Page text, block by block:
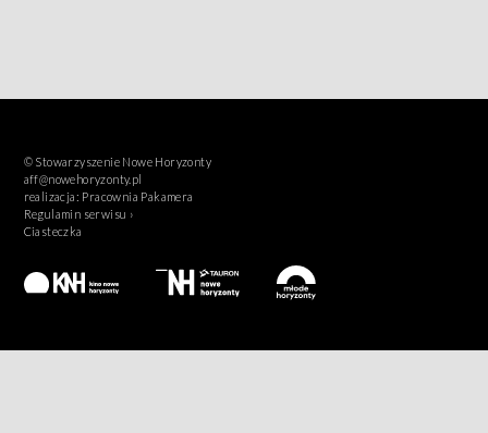
© Stowarzyszenie Nowe Horyzonty
aff@nowehoryzonty.pl
realizacja: Pracownia Pakamera
Regulamin serwisu ›
Ciasteczka